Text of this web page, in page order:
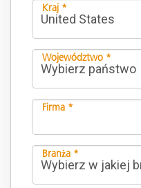
Kraj *
Województwo *
Firma *
Branża *